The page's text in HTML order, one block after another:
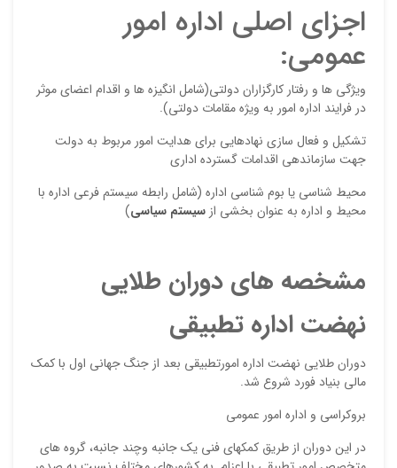
اجزاي اصلي اداره امور
عمومي:
وي‍ژگي ها و رفتار كارگزاران دولتي(شامل انگيزه ها و اقدام اعضاي موثر
در فرايند اداره امور به ويژه مقامات دولتي).
تشكيل و فعال سازي نهادهايي براي هدايت امور مربوط به دولت
جهت سازماندهي اقدامات گسترده اداري
محيط شناسي يا بوم شناسي اداره (شامل رابطه سيستم فرعي اداره با
محيط و اداره به عنوان بخشي از سيستم سياسي)
مشخصه های دوران طلایی
نهضت اداره تطبیقی
دوران طلایی نهضت اداره امورتطبیقی بعد از جنگ جهانی اول با کمک
مالی بنیاد فورد شروع شد.
بروکراسی و اداره امور عمومي
در این دوران از طریق کمکهای فنی یک جانبه وچند جانبه، گروه های